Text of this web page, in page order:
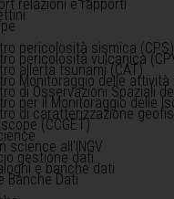
relazioni e rapporti
pericolosità sismica (CPS)
pericolosità vulcanica
allerta tsunami (CAT)
Monitoraggio delle attività
di Osservazioni Spaziali
per il Monitoraggio delle
di caratterizzazione
(CCGET)
science all'INGV
gestione dati
e banche dati
Banche Dati